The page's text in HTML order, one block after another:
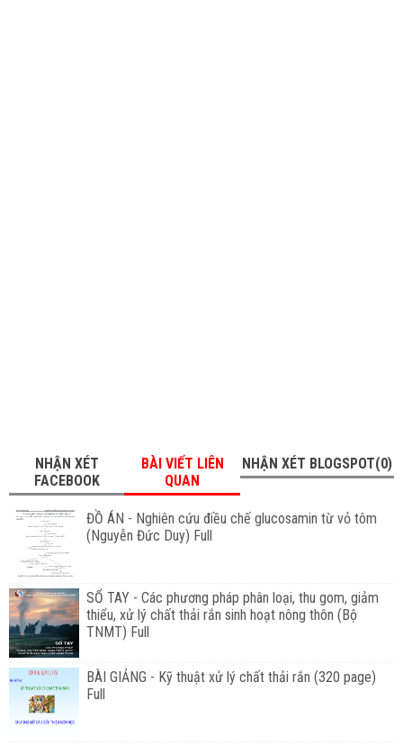
NHẬN XÉT
FACEBOOK
BÀI VIẾT LIÊN
QUAN
NHẬN XÉT BLOGSPOT(0)
ĐỒ ÁN - Nghiên cứu điều chế glucosamin từ vỏ tôm
(Nguyễn Đức Duy) Full
SỔ TAY - Các phương pháp phân loại, thu gom, giảm
thiểu, xử lý chất thải rắn sinh hoạt nông thôn (Bộ
TNMT) Full
BÀI GIẢNG - Kỹ thuật xử lý chất thải rắn (320 page)
Full